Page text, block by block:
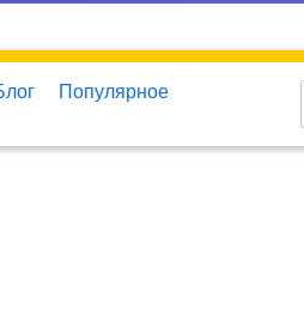
Популярное